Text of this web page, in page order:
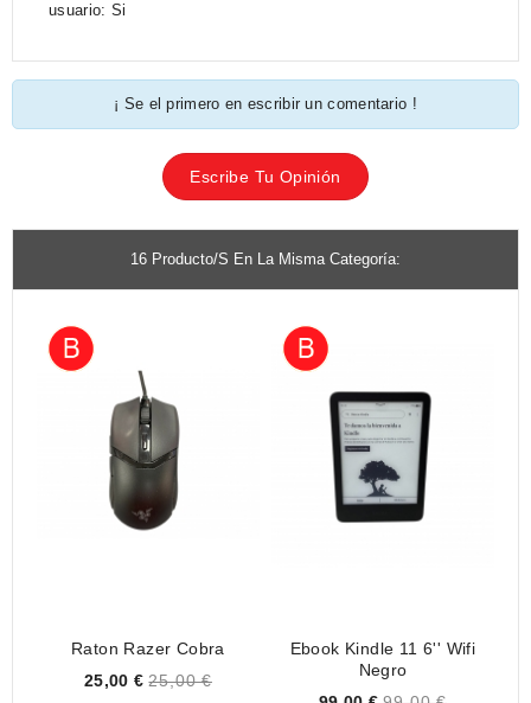
usuario: Si
¡ Se el primero en escribir un comentario !
Escribe Tu Opinión
16 Producto/s En La Misma Categoría:
Raton Razer Cobra
Price
25,00 € 25,00 €
Ebook Kindle 11 6'' Wifi
Negro